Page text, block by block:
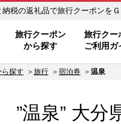
【温泉】のお礼の品一覧 ふるさと納税の返礼
旅行クーポン
から探す
旅行クー
ご利用ガ
ら探す 旅行 宿泊券 温泉
”温泉” 大分